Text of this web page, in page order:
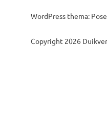
WordPress thema:
Copyright 2026